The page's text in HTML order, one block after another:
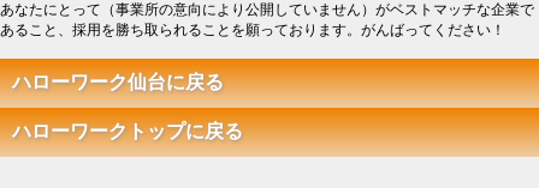
あなたにとって（事業所の意向により公開していません）がベストマッチな企業で
あること、採用を勝ち取られることを願っております。がんばってください！
ハローワーク仙台に戻る
ハローワークトップに戻る